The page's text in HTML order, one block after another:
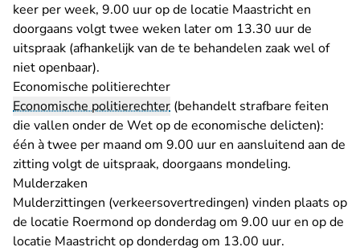
keer per week, 9.00 uur op de locatie Maastricht en
doorgaans volgt twee weken later om 13.30 uur de
uitspraak (afhankelijk van de te behandelen zaak wel of
niet openbaar).
Economische politierechter
Economische politierechter (behandelt strafbare feiten
die vallen onder de Wet op de economische delicten):
één à twee per maand om 9.00 uur en aansluitend aan de
zitting volgt de uitspraak, doorgaans mondeling.
Mulderzaken
Mulderzittingen (verkeersovertredingen) vinden plaats op
de locatie Roermond op donderdag om 9.00 uur en op de
locatie Maastricht op donderdag om 13.00 uur.